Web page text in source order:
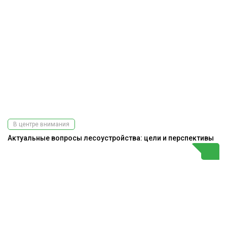
В центре внимания
Актуальные вопросы лесоустройства: цели и перспективы